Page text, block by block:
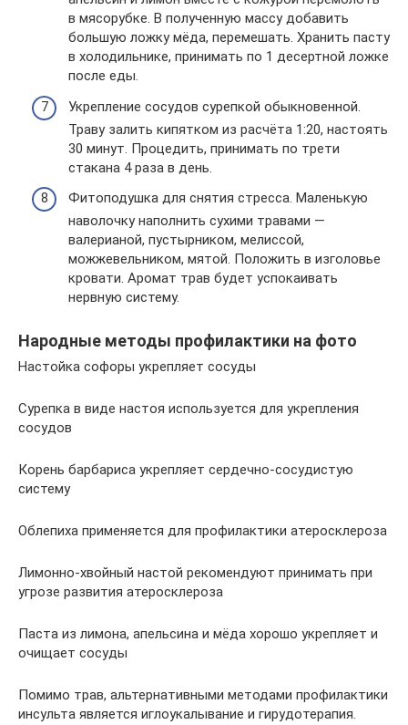
в мясорубке. В полученную массу добавить
большую ложку мёда, перемешать. Хранить пасту
в холодильнике, принимать по 1 десертной ложке
после еды.
Укрепление сосудов сурепкой обыкновенной.
Траву залить кипятком из расчёта 1:20, настоять
30 минут. Процедить, принимать по трети
стакана 4 раза в день.
Фитоподушка для снятия стресса. Маленькую
наволочку наполнить сухими травами —
валерианой, пустырником, мелиссой,
можжевельником, мятой. Положить в изголовье
кровати. Аромат трав будет успокаивать
нервную систему.
Народные методы профилактики на фото
Настойка софоры укрепляет сосуды
Сурепка в виде настоя используется для укрепления
сосудов
Корень барбариса укрепляет сердечно-сосудистую
систему
Облепиха применяется для профилактики атеросклероза
Лимонно-хвойный настой рекомендуют принимать при
угрозе развития атеросклероза
Паста из лимона, апельсина и мёда хорошо укрепляет и
очищает сосуды
Помимо трав, альтернативными методами профилактики
инсульта является иглоукалывание и гирудотерапия.